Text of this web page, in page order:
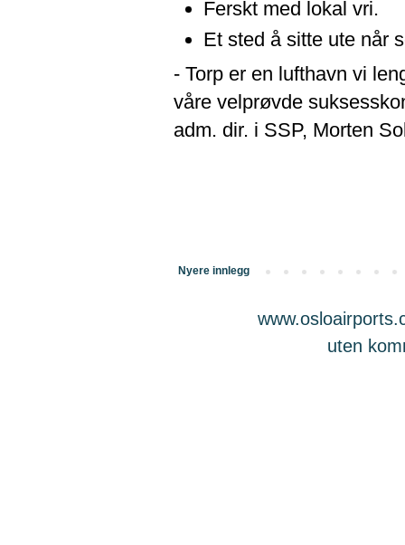
Ferskt med lokal vri.
Et sted å sitte ute når
- Torp er en lufthavn vi
våre velprøvde
adm. dir. i SSP, Morten
Nyere innlegg
uten